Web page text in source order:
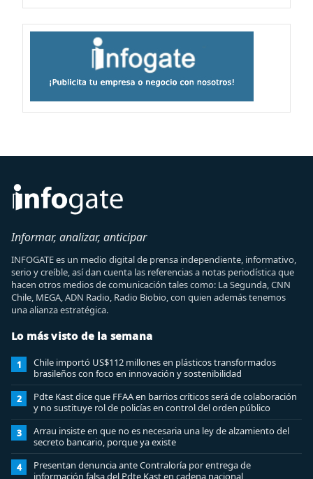
Informar, analizar, anticipar
INFOGATE es un medio digital de prensa independiente, informativo,
serio y creíble, así dan cuenta las referencias a notas periodística que
hacen otros medios de comunicación tales como: La Segunda, CNN
Chile, MEGA, ADN Radio, Radio Biobio, con quien además tenemos
una alianza estratégica.
Lo más visto de la semana
1
Chile importó US$112 millones en plásticos transformados
brasileños con foco en innovación y sostenibilidad
2
Pdte Kast dice que FFAA en barrios críticos será de colaboración
y no sustituye rol de policías en control del orden público
3
Arrau insiste en que no es necesaria una ley de alzamiento del
secreto bancario, porque ya existe
4
Presentan denuncia ante Contraloría por entrega de
información falsa del Pdte Kast en cadena nacional